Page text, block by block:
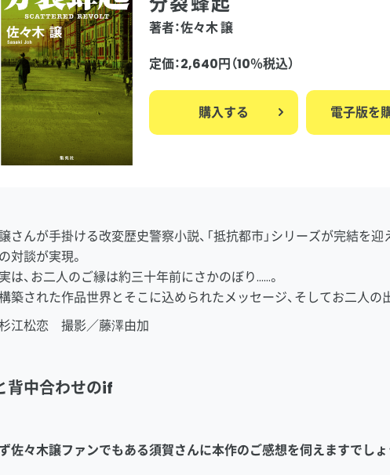
著者：佐々木 譲
定価：2,640円（10％税込）
購入する 電子版を
さんが手掛ける改変歴史警察小説、「抵抗都市」シリーズが完結を
対談が実現。
は、お二人のご縁は約三十年前にさかのぼり……。
築された作品世界とそこに込められたメッセージ、そしてお二人の
江松恋 撮影／藤澤由加
背中合わせのif
々木譲ファンでもある須賀さんに本作のご感想を伺えますでしょ